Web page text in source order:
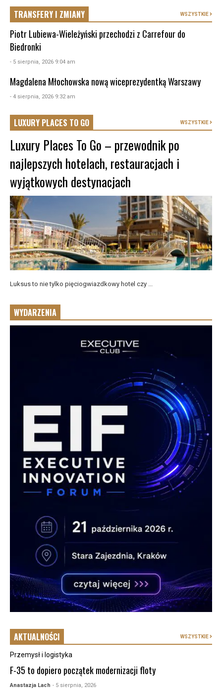
TRANSFERY I ZMIANY WSZYSTKIE
Piotr Lubiewa-Wieleżyński przechodzi z Carrefour do
Biedronki
- 5 sierpnia, 2026 9:04 am
Magdalena Młochowska nową wiceprezydentką Warszawy
- 4 sierpnia, 2026 9:32 am
LUXURY PLACES TO GO WSZYSTKIE
Luxury Places To Go – przewodnik po
najlepszych hotelach, restauracjach i
wyjątkowych destynacjach
Luksus to nie tylko pięciogwiazdkowy hotel czy ...
WYDARZENIA
AKTUALNOŚCI WSZYSTKIE
Przemysł i logistyka
F-35 to dopiero początek modernizacji floty
Anastazja Lach - 5 sierpnia, 2026